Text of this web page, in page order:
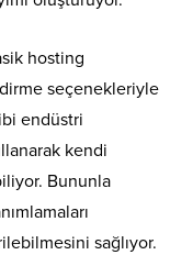
hosting
seçenekleriyle
endüstri
kendi
Bununla
sağlıyor.